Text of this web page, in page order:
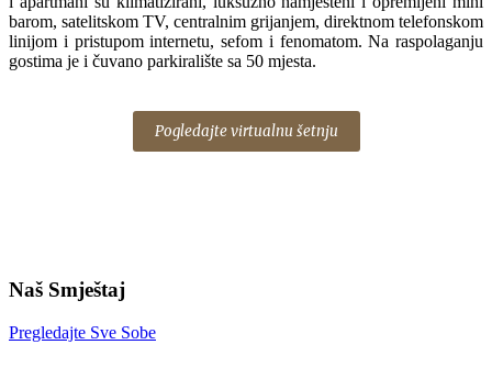
barom, satelitskom TV, centralnim grijanjem, direktnom telefonskom
linijom i pristupom internetu, sefom i fenomatom. Na raspolaganju
gostima je i čuvano parkiralište sa 50 mjesta.
Pogledajte virtualnu šetnju
Naš Smještaj
Pregledajte Sve Sobe